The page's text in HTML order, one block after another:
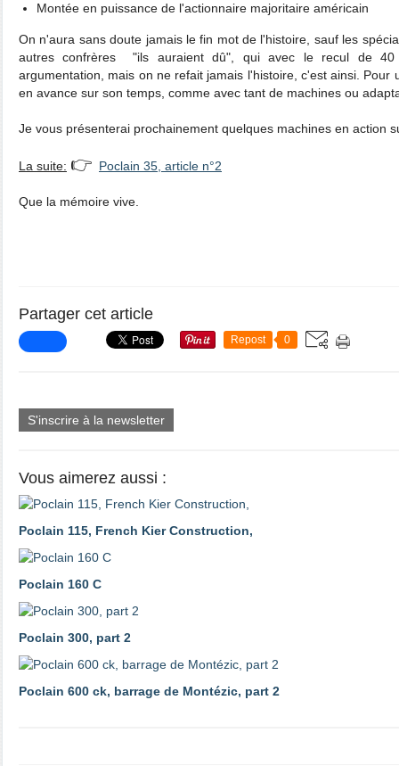
Montée en puissance de l'actionnaire majoritaire américain
On n'aura sans doute jamais le fin mot de l'histoire, sauf les
autres confrères "ils auraient dû", qui avec le recul de 40
argumentation, mais on ne refait jamais l'histoire, c'est ainsi. Pour
en avance sur son temps, comme avec tant de machines ou
Je vous présenterai prochainement quelques machines en action
La suite: 👉 Poclain 35, article n°2
Que la mémoire vive.
Partager cet article
Repost 0
S'inscrire à la newsletter
Vous aimerez aussi :
Poclain 115, French Kier Construction,
Poclain 160 C
Poclain 300, part 2
Poclain 600 ck, barrage de Montézic, part 2